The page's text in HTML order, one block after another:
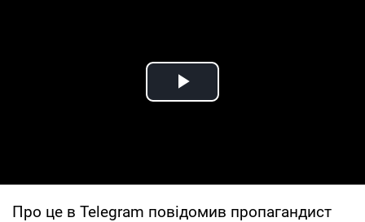
Play Video
Про це в Telegram повідомив пропагандист